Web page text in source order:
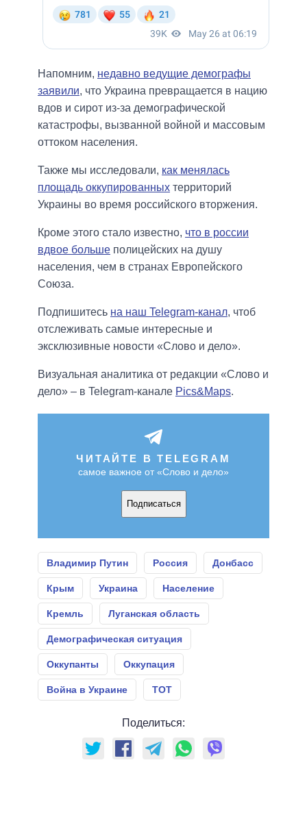
Напомним, недавно ведущие демографы
заявили, что Украина превращается в нацию
вдов и сирот из-за демографической
катастрофы, вызванной войной и массовым
оттоком населения.
Также мы исследовали, как менялась
площадь оккупированных территорий
Украины во время российского вторжения.
Кроме этого стало известно, что в россии
вдвое больше полицейских на душу
населения, чем в странах Европейского
Союза.
Подпишитесь на наш Telegram-канал, чтоб
отслеживать самые интересные и
эксклюзивные новости «Слово и дело».
Визуальная аналитика от редакции «Слово и
дело» – в Telegram-канале Pics&Maps.
ЧИТАЙТЕ В TELEGRAM
самое важное от «Слово и дело»
Подписаться
Владимир Путин Россия Донбасс
Крым Украина Население
Кремль Луганская область
Демографическая ситуация
Оккупанты Оккупация
Война в Украине ТОТ
Поделиться: